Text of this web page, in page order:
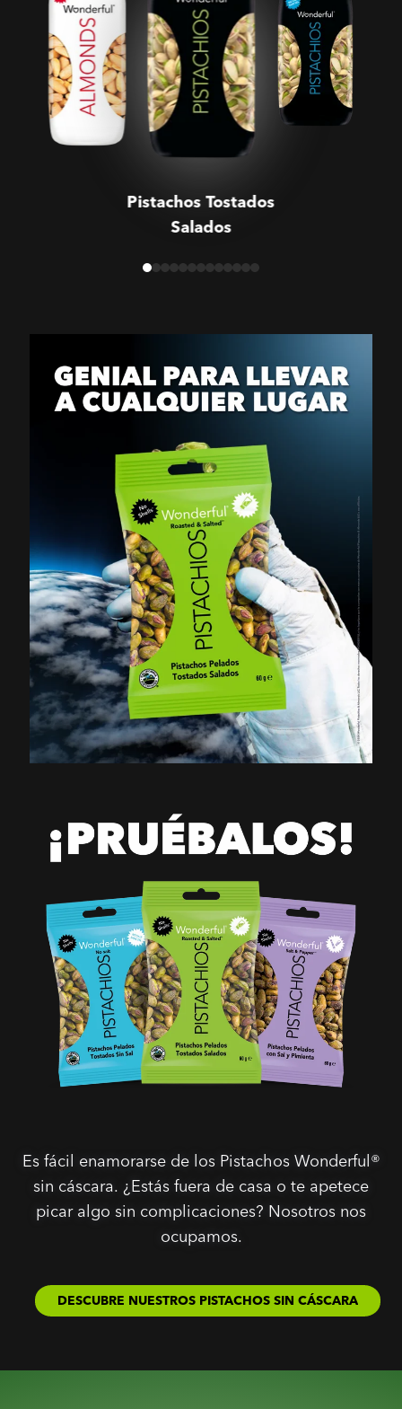
Pistachos Tostados
Salados
Es fácil enamorarse de los Pistachos Wonderful®
sin cáscara. ¿Estás fuera de casa o te apetece
picar algo sin complicaciones? Nosotros nos
ocupamos.
DESCUBRE NUESTROS PISTACHOS SIN CÁSCARA